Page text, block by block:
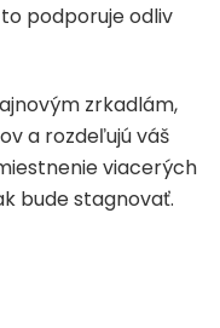
podporuje odliv
zrkadlám,
a rozdeľujú váš
viacerých
bude stagnovať.